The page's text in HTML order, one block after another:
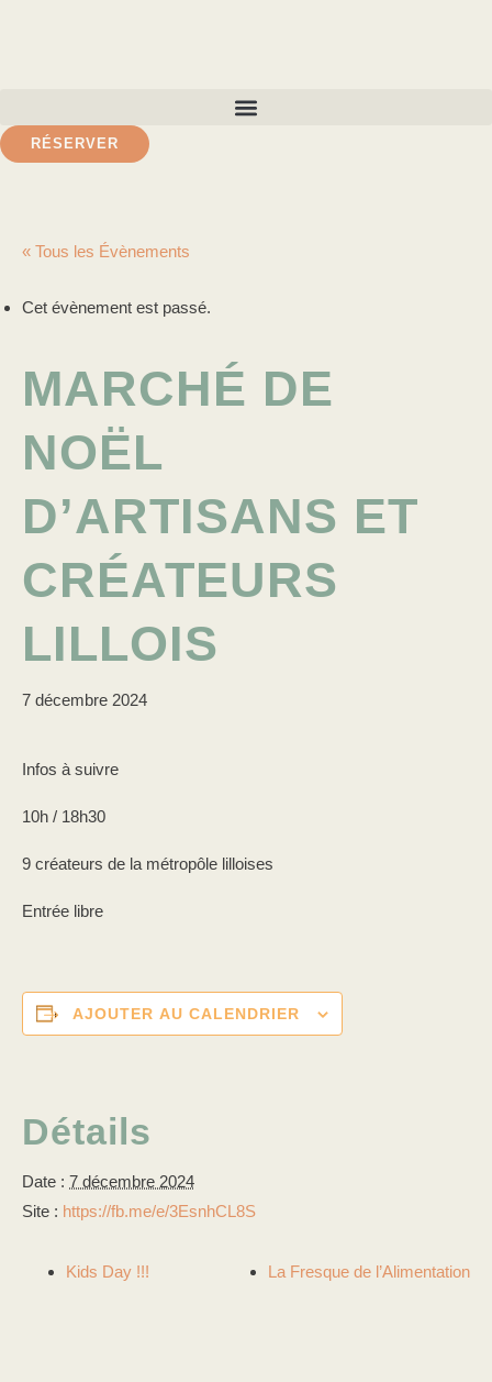
RÉSERVER
« Tous les Évènements
Cet évènement est passé.
MARCHÉ DE
NOËL
D’ARTISANS ET
CRÉATEURS
LILLOIS
7 décembre 2024
Infos à suivre
10h / 18h30
9 créateurs de la métropôle lilloises
Entrée libre
AJOUTER AU CALENDRIER
Détails
Date : 7 décembre 2024
Site : https://fb.me/e/3EsnhCL8S
Kids Day !!! La Fresque de l’Alimentation